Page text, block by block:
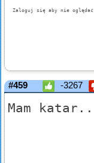
#459 -3267
Mam katar..